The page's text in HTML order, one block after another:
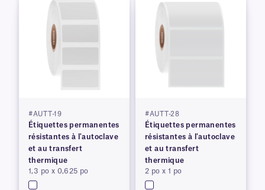
#AUTT-19
Étiquettes permanentes
résistantes à l'autoclave
et au transfert
thermique
1,3 po x 0,625 po
#AUTT-28
Étiquettes permanentes
résistantes à l'autoclave
et au transfert
thermique
2 po x 1 po